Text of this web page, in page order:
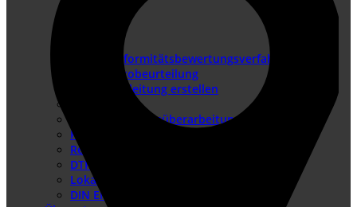
Konformitätsbewertungsverfahren
Risikobeurteilung
Betriebsanleitung erstellen
Dokumentationsüberarbeitung
Produkthaftung USA
Redaktionssysteme
DTP-Dienste
Lokalisierung
DIN EN IEC/IEEE 82079-1